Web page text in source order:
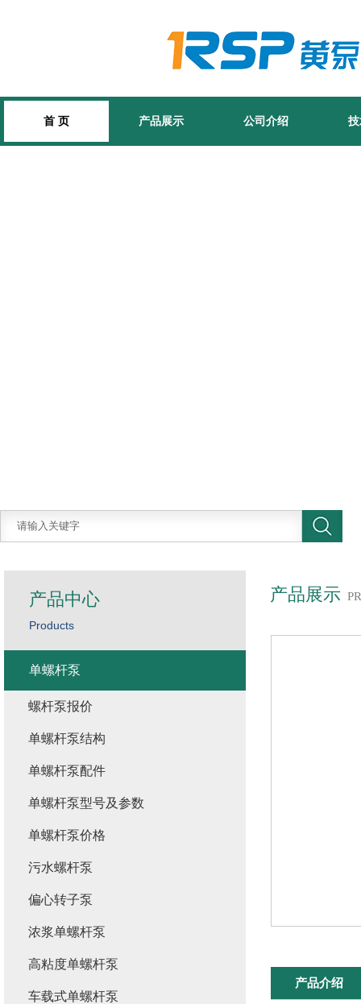
首 页 产品展示 公司介绍
产品展示
产品介绍
产品中心
Products
单螺杆泵
螺杆泵报价
单螺杆泵结构
单螺杆泵配件
单螺杆泵型号及参数
单螺杆泵价格
污水螺杆泵
偏心转子泵
浓浆单螺杆泵
高粘度单螺杆泵
车载式单螺杆泵